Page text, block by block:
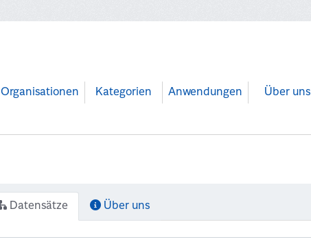
Organisationen Kategorien Anwendungen Über uns
Datensätze Über uns